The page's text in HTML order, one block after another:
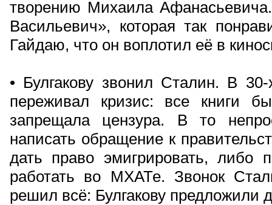
творению Михаила
Васильевич», которая так
Гайдаю, что он воплотил её в
• Булгакову звонил Сталин. В
переживал кризис: все книги
запрещала цензура. В то
написать обращение к
дать право эмигрировать, либо
работать во МХАТе. Звонок
решил всё: Булгакову предложили